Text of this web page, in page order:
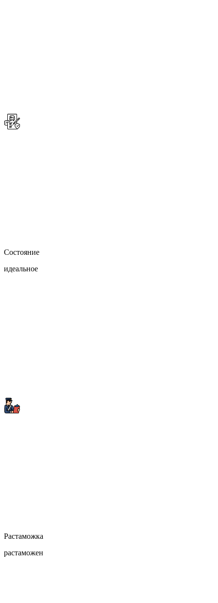
Состояние
идеальное
Растаможка
растаможен